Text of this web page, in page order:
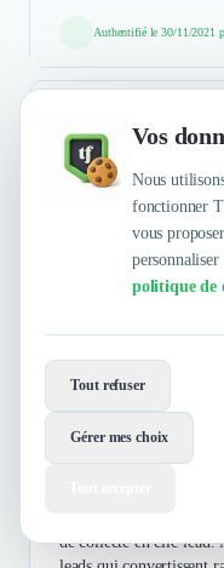
Vos
Nous
fonctionner
vous
politique de
Tout refuser
Gérer mes choix
Authentifié le 30/11/2021
Commerce & Vente au détail
Leader des courses en
000 produits | Livraison
mieux consommer |
Astrid Jobard
de collecte en clic-lead.